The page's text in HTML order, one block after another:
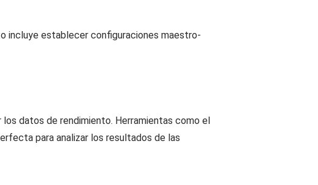
incluye establecer configuraciones maestro-
datos de rendimiento. Herramientas como el
para analizar los resultados de las